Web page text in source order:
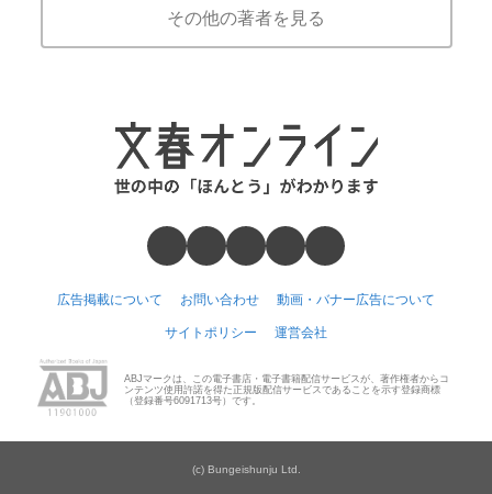
その他の著者を見る
広告掲載について お問い合わせ 動画・バナー広告について
サイトポリシー 運営会社
ABJマークは、この電子書店・電子書籍配信サービスが、著作権者からコ
ンテンツ使用許諾を得た正規版配信サービスであることを示す登録商標
（登録番号6091713号）です。
(c) Bungeishunju Ltd.